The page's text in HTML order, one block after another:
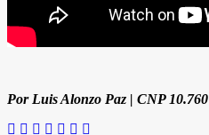
Por Luis Alonzo Paz | CNP 10.760